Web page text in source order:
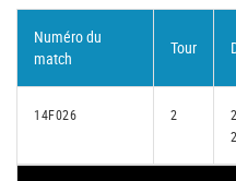
Numéro du
match
Tour
14F026 2